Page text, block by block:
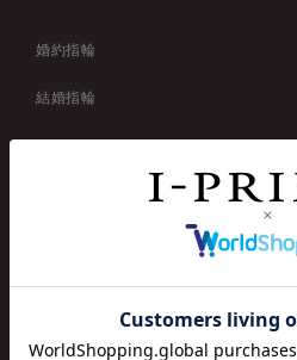
婚約指輪
結婚指輪
アニバーサリージュエリー
ベビーリング